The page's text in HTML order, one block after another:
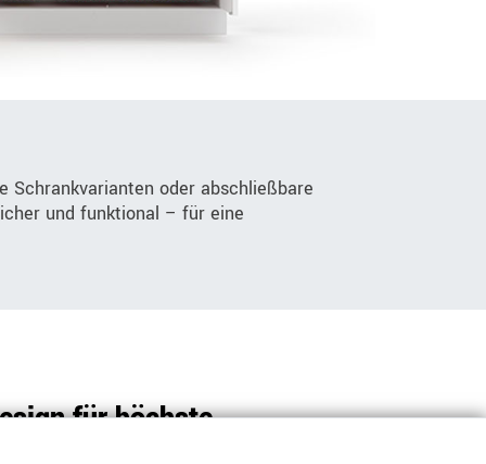
Schrankvarianten oder abschließbare
und funktional – für eine
für höchste